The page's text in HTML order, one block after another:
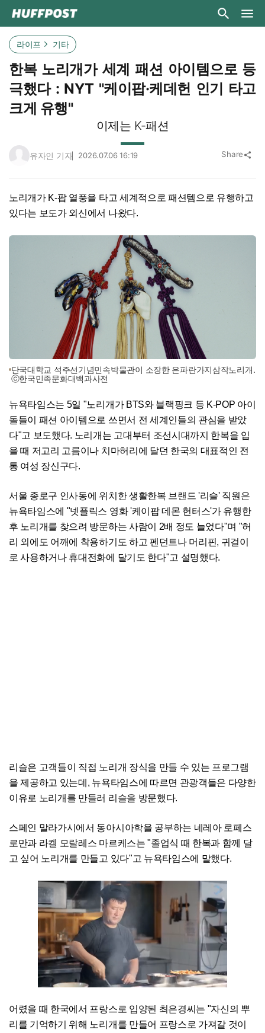
라이프 기타
한복 노리개가 세계 패션 아이템으로 등
극했다 : NYT "케이팝·케데헌 인기 타고
크게 유행"
이제는 K-패션
유자인 기자 2026.07.06 16:19 Share share
노리개가 K-팝 열풍을 타고 세계적으로 패션템으로 유행하고
있다는 보도가 외신에서 나왔다.
단국대학교 석주선기념민속박물관이 소장한 은파란가지삼작노리개.
ⓒ한국민족문화대백과사전
뉴욕타임스는 5일 "노리개가 BTS와 블랙핑크 등 K-POP 아이
돌들이 패션 아이템으로 쓰면서 전 세계인들의 관심을 받았
다"고 보도했다. 노리개는 고대부터 조선시대까지 한복을 입
을 때 저고리 고름이나 치마허리에 달던 한국의 대표적인 전
통 여성 장신구다.
서울 종로구 인사동에 위치한 생활한복 브랜드 '리슬' 직원은
뉴욕타임스에 "넷플릭스 영화 '케이팝 데몬 헌터스'가 유행한
후 노리개를 찾으려 방문하는 사람이 2배 정도 늘었다"며 "허
리 외에도 어깨에 착용하기도 하고 펜던트나 머리핀, 귀걸이
로 사용하거나 휴대전화에 달기도 한다"고 설명했다.
리슬은 고객들이 직접 노리개 장식을 만들 수 있는 프로그램
을 제공하고 있는데, 뉴욕타임스에 따르면 관광객들은 다양한
이유로 노리개를 만들러 리슬을 방문했다.
스페인 말라가시에서 동아시아학을 공부하는 네레아 로페스
로만과 라켈 모랄레스 마르케스는 "졸업식 때 한복과 함께 달
고 싶어 노리개를 만들고 있다"고 뉴욕타임스에 말했다.
어렸을 때 한국에서 프랑스로 입양된 최은경씨는 "자신의 뿌
리를 기억하기 위해 노리개를 만들어 프랑스로 가져갈 것이